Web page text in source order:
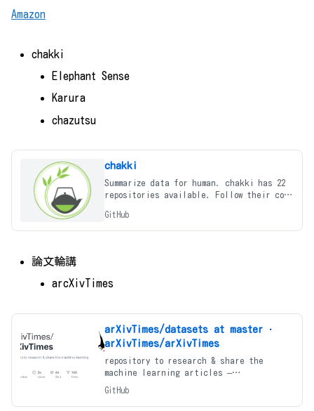
Amazon
chakki
Elephant Sense
Karura
chazutsu
chakki
Summarize data for human. chakki has 22
repositories available. Follow their code
GitHub
論文輪講
arcXivTimes
arXivTimes/datasets at master ·
arXivTimes/arXivTimes
repository to research & share the
machine learning articles –
arXivTimes/arXivTimes
GitHub